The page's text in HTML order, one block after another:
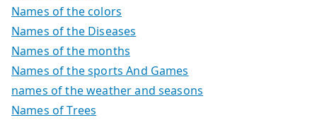
Names of the colors
Names of the Diseases
Names of the months
Names of the sports And Games
names of the weather and seasons
Names of Trees